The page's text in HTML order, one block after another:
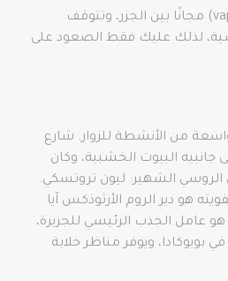
يمكنك التنقل بالقارب (vapur) مجانًا بين الجزر، وتتوقف
لذلك عليك فقط الصعود على
من الأنشطة للزوار. شارع
البيوت الخشبية، وكان
الروسي الشهير: ليون تروتسكي.
هو دير الروم الأرثوذكس آيا
عامل الجذب الرئيسي للجزيرة،
بويوكادا، ويوفر مناظر خلابة